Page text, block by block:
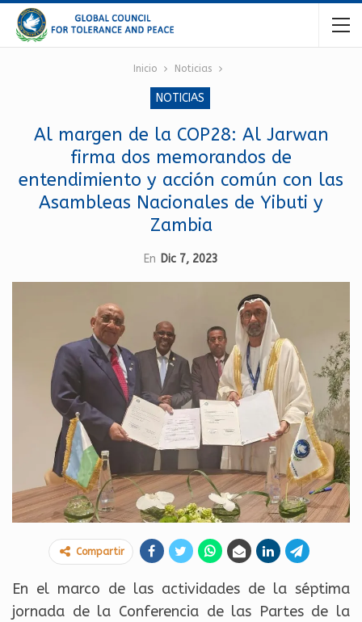
Inicio Noticias
NOTICIAS
Al margen de la COP28: Al Jarwan
firma dos memorandos de
entendimiento y acción común con las
Asambleas Nacionales de Yibuti y
Zambia
En Dic 7, 2023
Compartir
En el marco de las actividades de la séptima
jornada de la Conferencia de las Partes de la